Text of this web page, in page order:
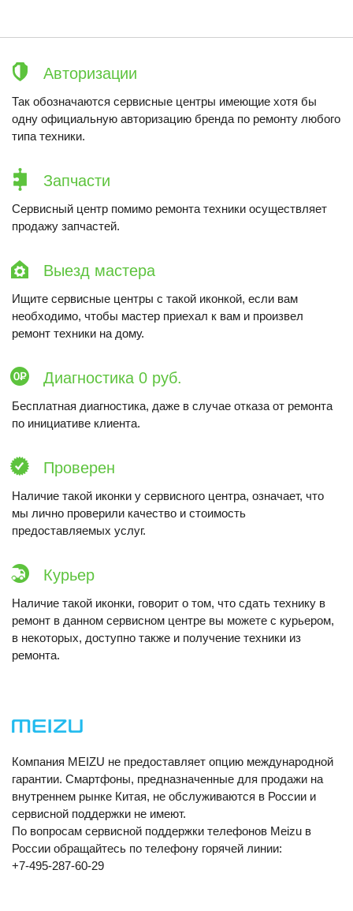
Авторизации
Так обозначаются сервисные центры имеющие хотя бы
одну официальную авторизацию бренда по ремонту любого
типа техники.
Запчасти
Сервисный центр помимо ремонта техники осуществляет
продажу запчастей.
Выезд мастера
Ищите сервисные центры с такой иконкой, если вам
необходимо, чтобы мастер приехал к вам и произвел
ремонт техники на дому.
Диагностика 0 руб.
Бесплатная диагностика, даже в случае отказа от ремонта
по инициативе клиента.
Проверен
Наличие такой иконки у сервисного центра, означает, что
мы лично проверили качество и стоимость
предоставляемых услуг.
Курьер
Наличие такой иконки, говорит о том, что сдать технику в
ремонт в данном сервисном центре вы можете с курьером,
в некоторых, доступно также и получение техники из
ремонта.
Компания MEIZU не предоставляет опцию международной
гарантии. Смартфоны, предназначенные для продажи на
внутреннем рынке Китая, не обслуживаются в России и
сервисной поддержки не имеют.
По вопросам сервисной поддержки телефонов Meizu в
России обращайтесь по телефону горячей линии:
+7-495-287-60-29